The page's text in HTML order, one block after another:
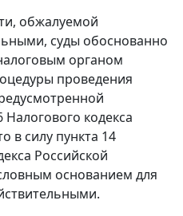
обжалуемой
суды обоснованно
органом
проведения
Налогового кодекса
в силу пункта 14
Российской
основанием для